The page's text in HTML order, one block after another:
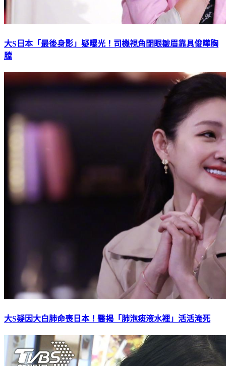
大S日本「最後身影」疑曝光！司機視角閉眼皺眉靠具俊曄胸
膛
大S疑因大白肺命喪日本！醫揭「肺泡痰液水裡」活活淹死